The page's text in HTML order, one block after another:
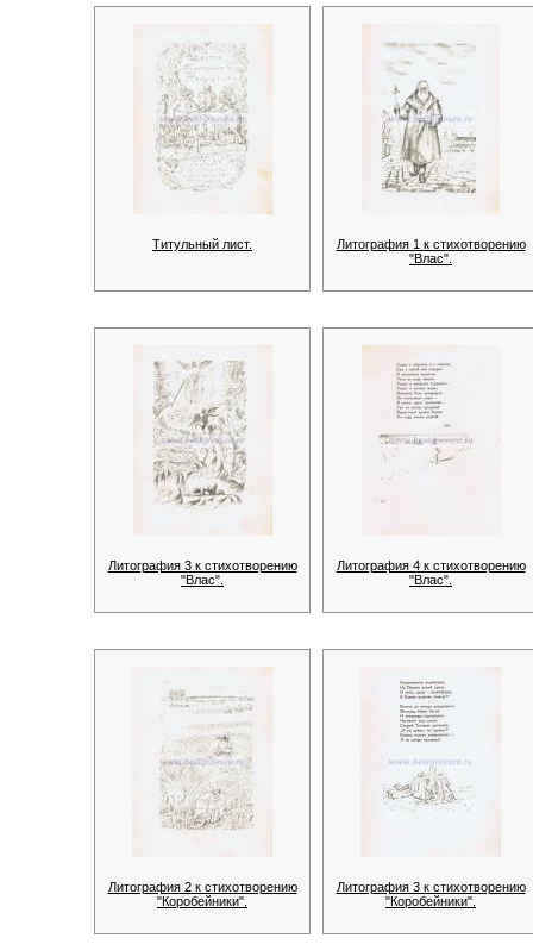
Титульный лист.
Литография 1 к стихотворению
"Влас".
Литография 3 к стихотворению
"Влас".
Литография 4 к стихотворению
"Влас".
Литография 2 к стихотворению
"Коробейники".
Литография 3 к стихотворению
"Коробейники".